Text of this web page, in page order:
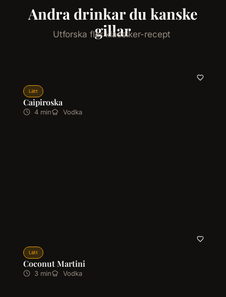
Andra drinkar du kanske
gillar
Utforska fler klassiker-recept
Lätt
Caipiroska
4 min Vodka
Lätt
Coconut Martini
3 min Vodka